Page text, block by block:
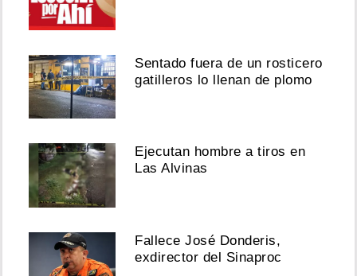
Sentado fuera de un rosticero
gatilleros lo llenan de plomo
Ejecutan hombre a tiros en
Las Alvinas
Fallece José Donderis,
exdirector del Sinaproc